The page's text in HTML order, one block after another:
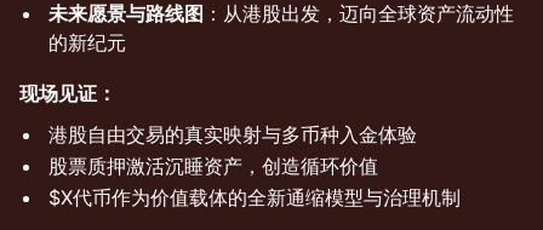
未来愿景与路线图 ：从港股出发，迈向全球资产流动性
的新纪元
现场见证：
港股自由交易的真实映射与多币种入金体验
股票质押激活沉睡资产，创造循环价值
$X代币作为价值载体的全新通缩模型与治理机制